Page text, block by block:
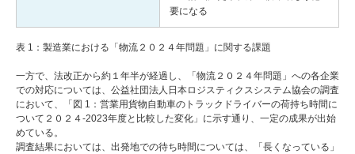
要になる
表 1：製造業における「物流２０２４年問題」に関する課題
一方で、法改正から約１年半が経過し、「物流２０２４年問題」への各企業
での対応については、公益社団法人日本ロジスティクスシステム協会の調査
において、「図 1：営業用貨物自動車のトラックドライバーの荷持ち時間に
ついて２０２４-2023年度と比較した変化」に示す通り、一定の成果が出始
めている。
調査結果においては、出発地での待ち時間については、「長くなっている」